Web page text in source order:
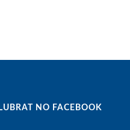
NO FACEBOOK